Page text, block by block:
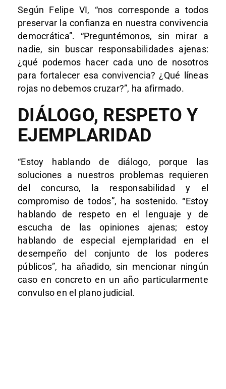
Según Felipe VI, “nos corresponde a todos
preservar la confianza en nuestra convivencia
democrática”. “Preguntémonos, sin mirar a
nadie, sin buscar responsabilidades ajenas:
¿qué podemos hacer cada uno de nosotros
para fortalecer esa convivencia? ¿Qué líneas
rojas no debemos cruzar?”, ha afirmado.
DIÁLOGO, RESPETO Y
EJEMPLARIDAD
“Estoy hablando de diálogo, porque las
soluciones a nuestros problemas requieren
del concurso, la responsabilidad y el
compromiso de todos”, ha sostenido. “Estoy
hablando de respeto en el lenguaje y de
escucha de las opiniones ajenas; estoy
hablando de especial ejemplaridad en el
desempeño del conjunto de los poderes
públicos”, ha añadido, sin mencionar ningún
caso en concreto en un año particularmente
convulso en el plano judicial.